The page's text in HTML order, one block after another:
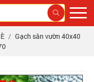
Gạch sân vườn 40x40